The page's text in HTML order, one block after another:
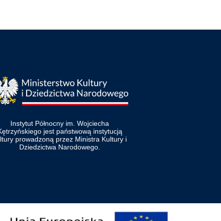
Instytut Północny im. Wojciecha
jest państwową instytucją
prowadzoną przez Ministra Kultury i
Dziedzictwa Narodowego.